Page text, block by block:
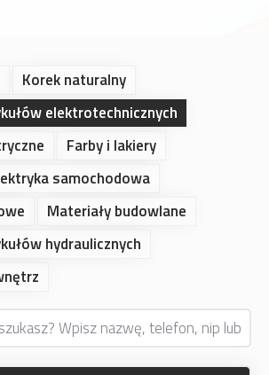
Korek naturalny
elektrotechnicznych
Farby i lakiery
samochodowa
Materiały budowlane
hydraulicznych